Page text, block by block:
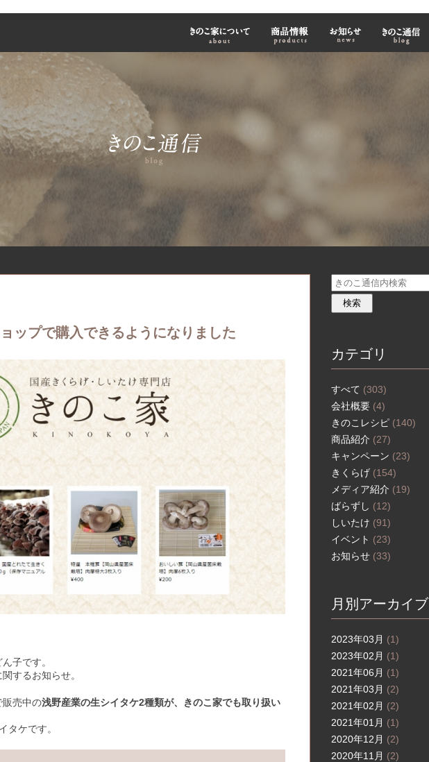
ップで購入できるようになりました
子です。
するお知らせ。
販売中の浅野産業の生シイタケ2種類が、きのこ家でも取り扱い
タケです。
カテゴリ
すべて (303)
会社概要 (4)
きのこレシピ (140)
商品紹介 (27)
キャンペーン (23)
きくらげ (154)
メディア紹介 (19)
ばらずし (12)
しいたけ (91)
イベント (23)
お知らせ (33)
月別アーカイブ
2023年03月 (1)
2023年02月 (1)
2021年06月 (1)
2021年03月 (2)
2021年02月 (2)
2021年01月 (1)
2020年12月 (2)
2020年11月 (2)